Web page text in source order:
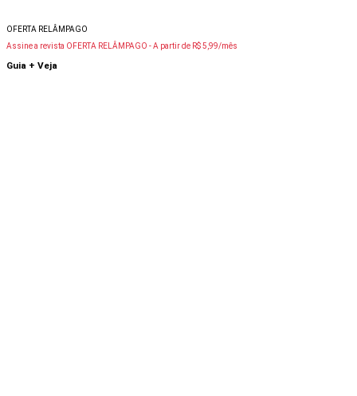
OFERTA RELÂMPAGO
Assine a revista OFERTA RELÂMPAGO -A partir de R$ 5,99/mês
Guia + Veja